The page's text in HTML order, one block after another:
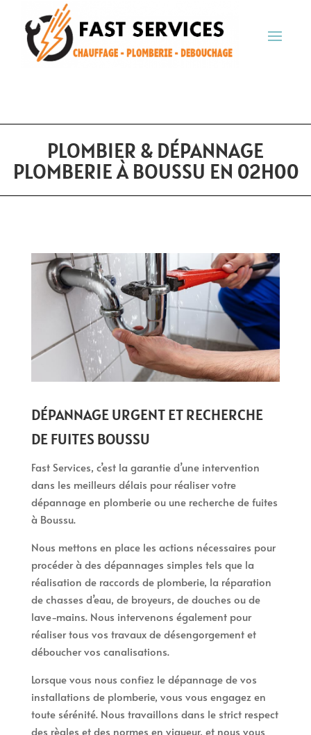
PLOMBIER & DÉPANNAGE
PLOMBERIE À BOUSSU EN 02H00
DÉPANNAGE URGENT ET RECHERCHE
DE FUITES BOUSSU
Fast Services, c’est la garantie d’une intervention
dans les meilleurs délais pour réaliser votre
dépannage en plomberie ou une recherche de fuites
à Boussu.
Nous mettons en place les actions nécessaires pour
procéder à des dépannages simples tels que la
réalisation de raccords de plomberie, la réparation
de chasses d’eau, de broyeurs, de douches ou de
lave-mains. Nous intervenons également pour
réaliser tous vos travaux de désengorgement et
déboucher vos canalisations.
Lorsque vous nous confiez le dépannage de vos
installations de plomberie, vous vous engagez en
toute sérénité. Nous travaillons dans le strict respect
des règles et des normes en vigueur, et nous vous